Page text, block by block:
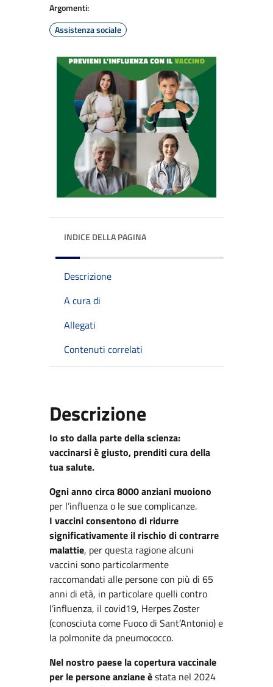
Argomenti:
Assistenza sociale
INDICE DELLA PAGINA
Descrizione
A cura di
Allegati
Contenuti correlati
Descrizione
Io sto dalla parte della scienza:
vaccinarsi è giusto, prenditi cura della
tua salute.
Ogni anno circa 8000 anziani muoiono
per l’influenza o le sue complicanze.
I vaccini consentono di ridurre
significativamente il rischio di contrarre
malattie, per questa ragione alcuni
vaccini sono particolarmente
raccomandati alle persone con più di 65
anni di età, in particolare quelli contro
l’influenza, il covid19, Herpes Zoster
(conosciuta come Fuoco di Sant’Antonio) e
la polmonite da pneumococco.
Nel nostro paese la copertura vaccinale
per le persone anziane èstata nel 2024